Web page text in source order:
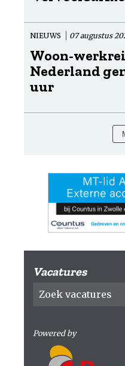
NIEUWS 07 augustus
Woon-
Nederland
uur
Vacatures
Powered by